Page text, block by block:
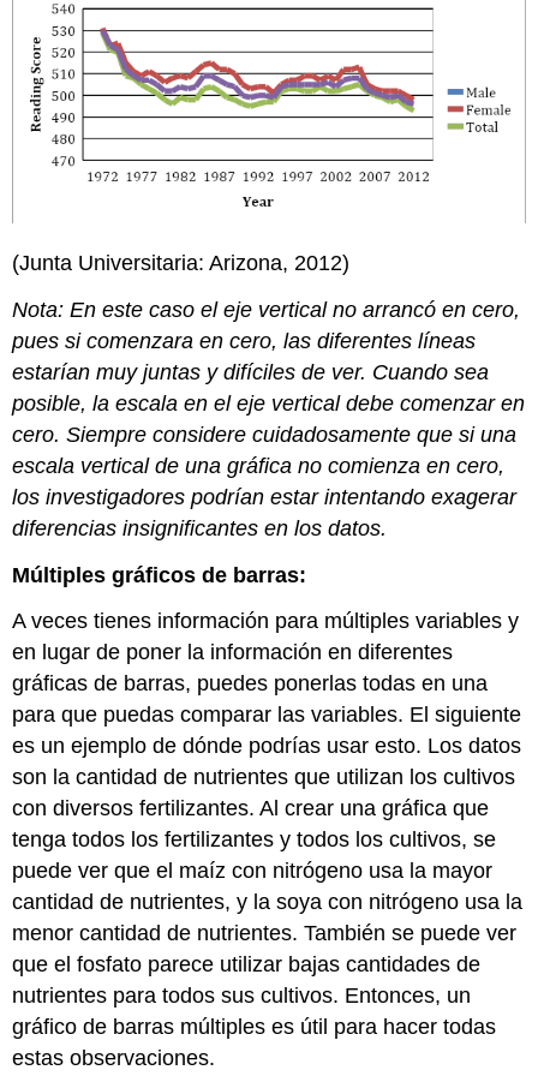
(Junta Universitaria: Arizona, 2012)
Nota: En este caso el eje vertical no arrancó en cero,
pues si comenzara en cero, las diferentes líneas
estarían muy juntas y difíciles de ver. Cuando sea
posible, la escala en el eje vertical debe comenzar en
cero. Siempre considere cuidadosamente que si una
escala vertical de una gráfica no comienza en cero,
los investigadores podrían estar intentando exagerar
diferencias insignificantes en los datos.
Múltiples gráficos de barras:
A veces tienes información para múltiples variables y
en lugar de poner la información en diferentes
gráficas de barras, puedes ponerlas todas en una
para que puedas comparar las variables. El siguiente
es un ejemplo de dónde podrías usar esto. Los datos
son la cantidad de nutrientes que utilizan los cultivos
con diversos fertilizantes. Al crear una gráfica que
tenga todos los fertilizantes y todos los cultivos, se
puede ver que el maíz con nitrógeno usa la mayor
cantidad de nutrientes, y la soya con nitrógeno usa la
menor cantidad de nutrientes. También se puede ver
que el fosfato parece utilizar bajas cantidades de
nutrientes para todos sus cultivos. Entonces, un
gráfico de barras múltiples es útil para hacer todas
estas observaciones.